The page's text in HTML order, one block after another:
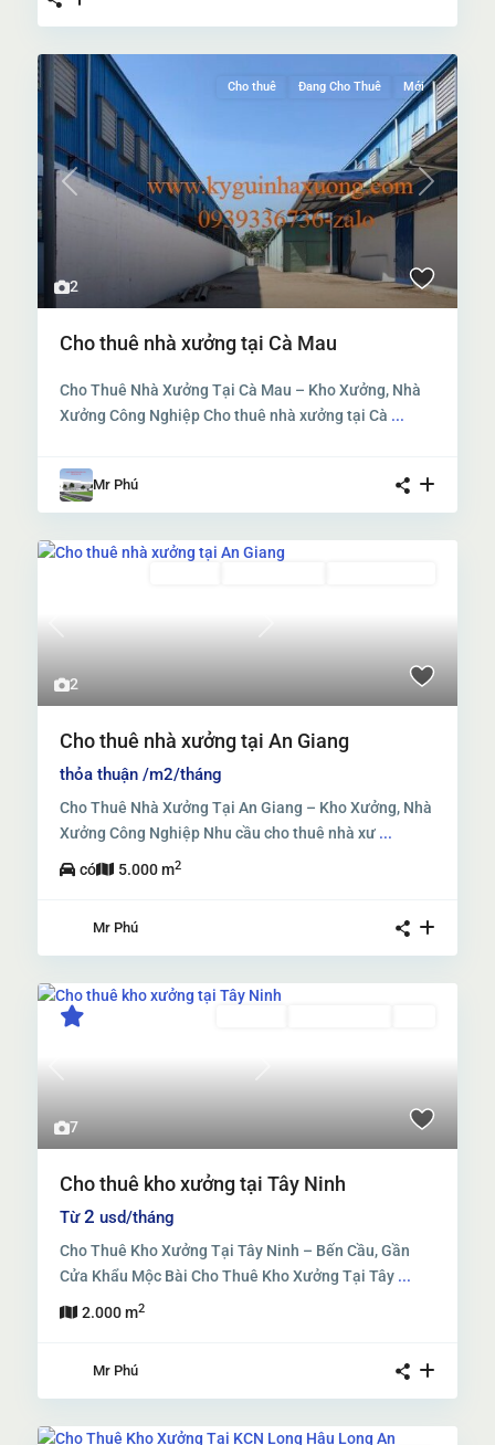
2
Previous Next
Cho thuê Đang Cho Thuê Mới
Cho thuê nhà xưởng tại Cà Mau
Cho Thuê Nhà Xưởng Tại Cà Mau – Kho Xưởng, Nhà
Xưởng Công Nghiệp Cho thuê nhà xưởng tại Cà ...
Mr Phú
2
Previous Next
Cho thuê nhà xưởng tại An Giang
thỏa thuận /m2/tháng
Cho Thuê Nhà Xưởng Tại An Giang – Kho Xưởng, Nhà
Xưởng Công Nghiệp Nhu cầu cho thuê nhà xư ...
có 5.000 m2
Mr Phú
7
Previous Next
Cho thuê kho xưởng tại Tây Ninh
Từ2 usd/tháng
Cho Thuê Kho Xưởng Tại Tây Ninh – Bến Cầu, Gần
Cửa Khẩu Mộc Bài Cho Thuê Kho Xưởng Tại Tây ...
2.000 m2
Mr Phú